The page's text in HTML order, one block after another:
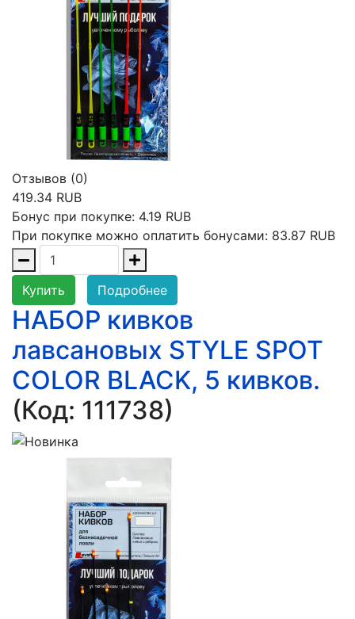
Отзывов (0)
419.34 RUB
Бонус при покупке: 4.19 RUB
При покупке можно оплатить бонусами: 83.87 RUB
Купить Подробнее
НАБОР кивков
лавсановых STYLE SPOT
COLOR BLACK, 5 кивков.
(Код: 111738)